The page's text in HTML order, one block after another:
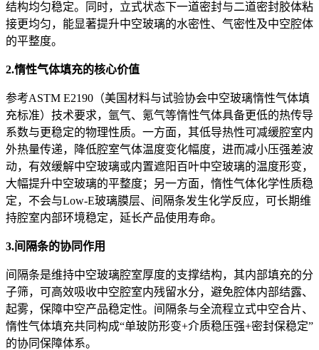
结构均匀稳定。同时，立式状态下一道密封与二道密封胶体粘
接更均匀，能显著提升中空玻璃的水密性、气密性及中空腔体
的平整度。
2.惰性气体填充的核心价值
参考ASTM E2190（美国材料与试验协会中空玻璃惰性气体填
充标准）技术要求，氩气、氪气等惰性气体具备更低的热传导
系数与更稳定的物理性质。一方面，其低导热性可减缓腔室内
外热量传递，降低腔室气体温度变化幅度，进而减小压强差波
动，有效缓解中空玻璃或内置遮阳百叶中空玻璃的温度形变，
大幅提升中空玻璃的平整度；另一方面，惰性气体化学性质稳
定，不会与Low-E玻璃膜层、间隔条发生化学反应，可长期维
持腔室内部环境稳定，延长产品使用寿命。
3.间隔条的协同作用
间隔条是维持中空玻璃腔室厚度的支撑结构，其内部填充的分
子筛，可高效吸收中空腔室内残留水分，避免腔体内部结露、
起雾，保障中空产品稳定性。间隔条与全流程立式中空合片、
惰性气体填充共同构成“单玻防形变+介质稳压强+密封保稳定”
的协同保障体系。